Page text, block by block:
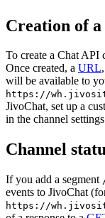
Creation of a
To create a Chat API
Once created, a URL
will be available to
https://
JivoChat, set up a
in the channel
Channel
If you add a segment
events to JivoChat
https://